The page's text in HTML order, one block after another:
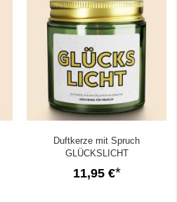
Duftkerze mit Spruch
GLÜCKSLICHT
11,95 €